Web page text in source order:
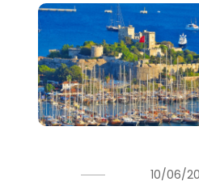
10/06/